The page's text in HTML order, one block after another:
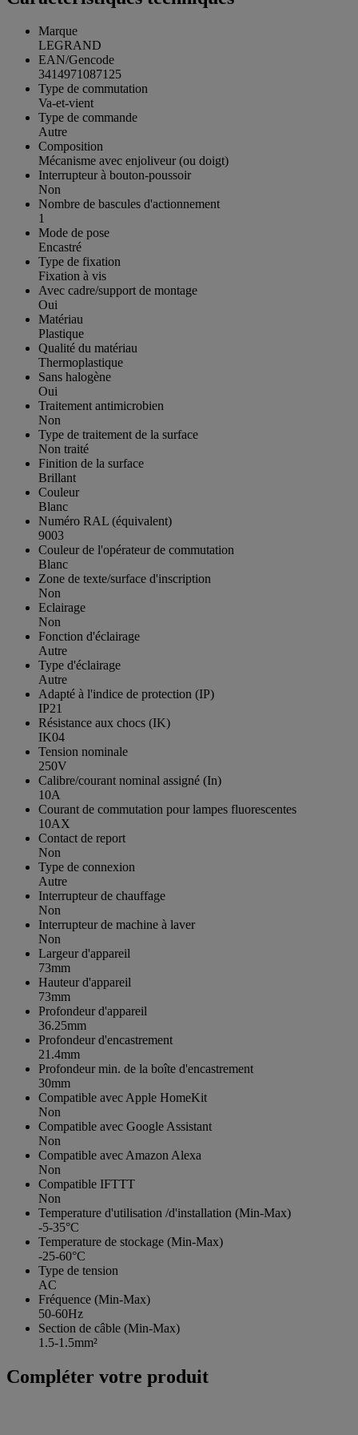
Marque
LEGRAND
EAN/Gencode
3414971087125
Type de commutation
Va-et-vient
Type de commande
Autre
Composition
Mécanisme avec enjoliveur (ou doigt)
Interrupteur à bouton-poussoir
Non
Nombre de bascules d'actionnement
1
Mode de pose
Encastré
Type de fixation
Fixation à vis
Avec cadre/support de montage
Oui
Matériau
Plastique
Qualité du matériau
Thermoplastique
Sans halogène
Oui
Traitement antimicrobien
Non
Type de traitement de la surface
Non traité
Finition de la surface
Brillant
Couleur
Blanc
Numéro RAL (équivalent)
9003
Couleur de l'opérateur de commutation
Blanc
Zone de texte/surface d'inscription
Non
Eclairage
Non
Fonction d'éclairage
Autre
Type d'éclairage
Autre
Adapté à l'indice de protection (IP)
IP21
Résistance aux chocs (IK)
IK04
Tension nominale
250V
Calibre/courant nominal assigné (In)
10A
Courant de commutation pour lampes fluorescentes
10AX
Contact de report
Non
Type de connexion
Autre
Interrupteur de chauffage
Non
Interrupteur de machine à laver
Non
Largeur d'appareil
73mm
Hauteur d'appareil
73mm
Profondeur d'appareil
36.25mm
Profondeur d'encastrement
21.4mm
Profondeur min. de la boîte d'encastrement
30mm
Compatible avec Apple HomeKit
Non
Compatible avec Google Assistant
Non
Compatible avec Amazon Alexa
Non
Compatible IFTTT
Non
Temperature d'utilisation /d'installation (Min-Max)
-5-35°C
Temperature de stockage (Min-Max)
-25-60°C
Type de tension
AC
Fréquence (Min-Max)
50-60Hz
Section de câble (Min-Max)
1.5-1.5mm²
Compléter votre produit